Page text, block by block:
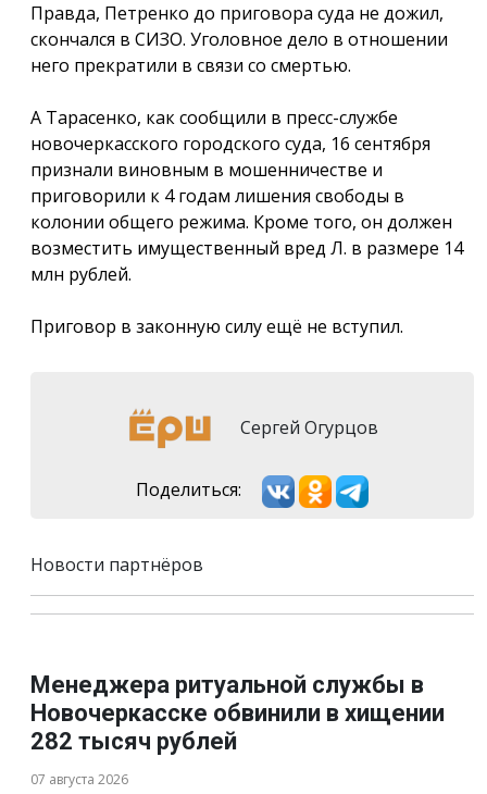
Правда, Петренко до приговора суда не дожил,
скончался в СИЗО. Уголовное дело в отношении
него прекратили в связи со смертью.
А Тарасенко, как сообщили в пресс-службе
новочеркасского городского суда, 16 сентября
признали виновным в мошенничестве и
приговорили к 4 годам лишения свободы в
колонии общего режима. Кроме того, он должен
возместить имущественный вред Л. в размере 14
млн рублей.
Приговор в законную силу ещё не вступил.
Сергей Огурцов
Поделиться:
Новости партнёров
Менеджера ритуальной службы в
Новочеркасске обвинили в хищении
282 тысяч рублей
07 августа 2026